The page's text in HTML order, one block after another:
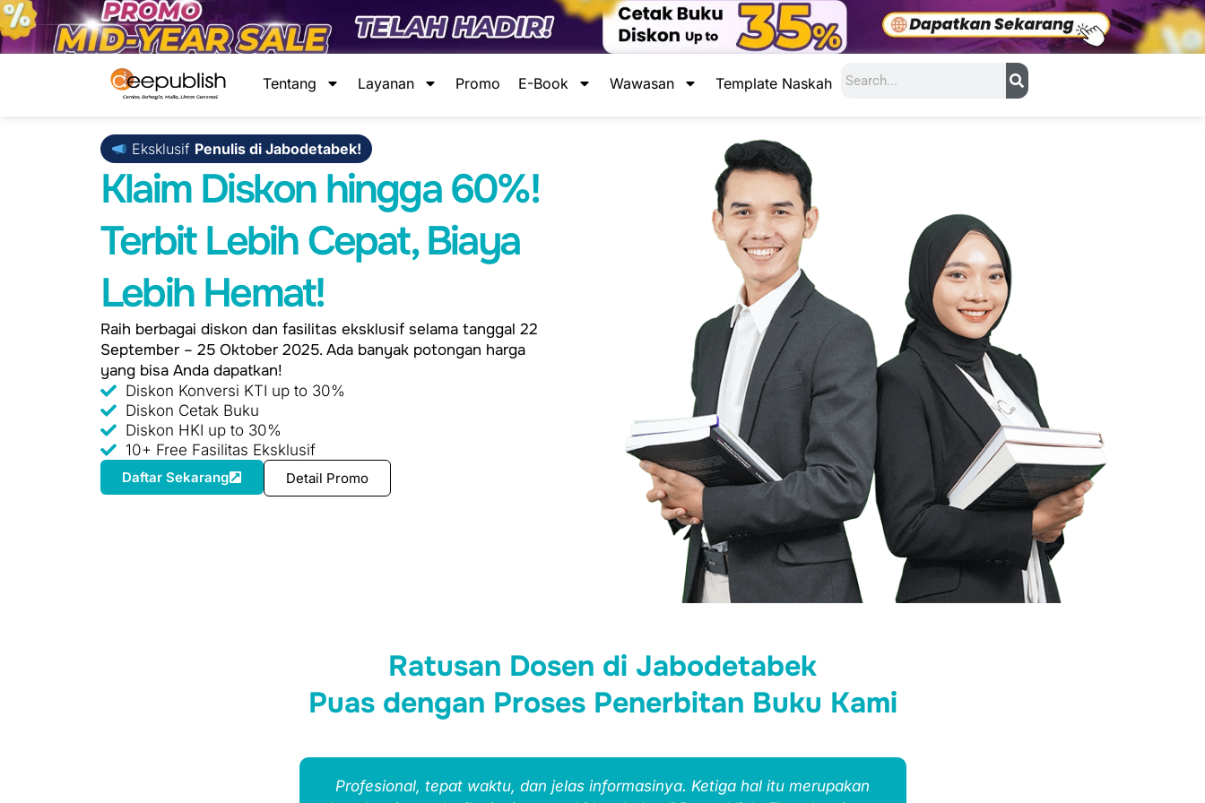
Lewati
ke
konten
Tentang
Layanan Promo E-Book Wawasan Template Naskah
Eksklusif Penulis di Jabodetabek!
Klaim Diskon hingga 60%!
Terbit Lebih Cepat, Biaya
Lebih Hemat!
Raih berbagai diskon dan fasilitas eksklusif selama tanggal 22
September – 25 Oktober 2025. Ada banyak potongan harga
yang bisa Anda dapatkan!
Diskon Konversi KTI up to 30%
Diskon Cetak Buku
Diskon HKI up to 30%
10+ Free Fasilitas Eksklusif
Daftar Sekarang Detail Promo
Ratusan Dosen di Jabodetabek
Puas dengan Proses Penerbitan Buku Kami
Profesional, tepat waktu, dan jelas informasinya. Ketiga hal itu merupakan